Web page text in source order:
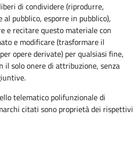
di condividere (riprodurre,
pubblico, esporre in pubblico),
e recitare questo materiale con
e modificare (trasformare il
opere derivate) per qualsiasi fine,
il solo onere di attribuzione, senza
telematico polifunzionaledi
citati sono proprietà dei rispettivi